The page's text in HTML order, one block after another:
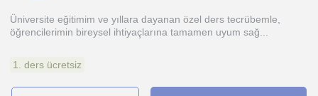
Üniversite eğitimim ve yıllara dayanan özel ders tecrübemle,
öğrencilerimin bireysel ihtiyaçlarına tamamen uyum sağ...
1. ders ücretsiz